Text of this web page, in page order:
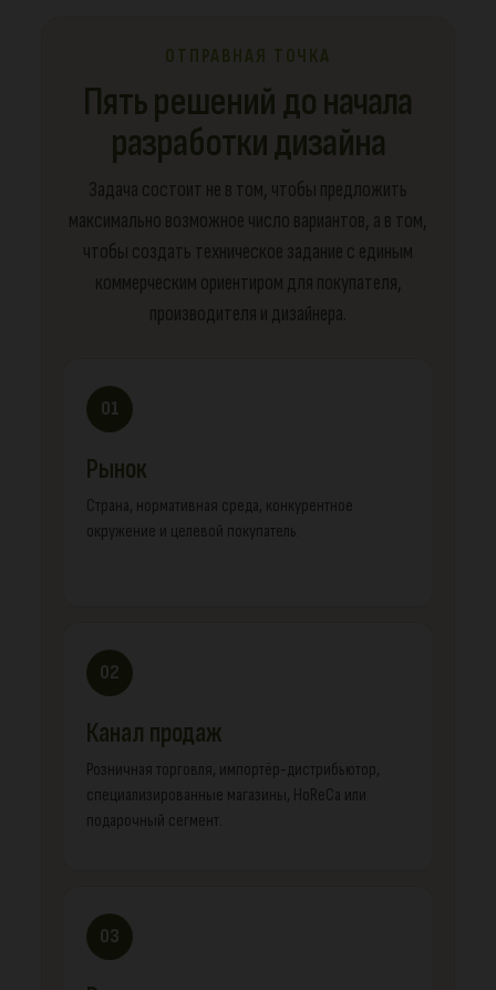
ОТПРАВНАЯ ТОЧКА
Пять решений до начала
разработки дизайна
Задача состоит не в том, чтобы предложить
максимально возможное число вариантов, а в том,
чтобы создать техническое задание с единым
коммерческим ориентиром для покупателя,
производителя и дизайнера.
01
Рынок
Страна, нормативная среда, конкурентное
окружение и целевой покупатель.
02
Канал продаж
Розничная торговля, импортёр-дистрибьютор,
специализированные магазины, HoReCa или
подарочный сегмент.
03